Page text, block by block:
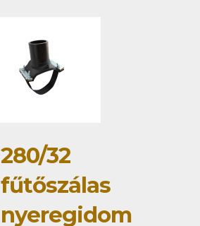
280/32
fűtőszálas
nyeregidom